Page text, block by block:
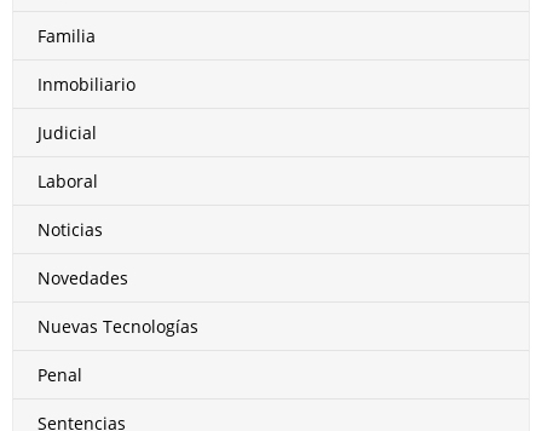
Familia
Inmobiliario
Judicial
Laboral
Noticias
Novedades
Nuevas Tecnologías
Penal
Sentencias